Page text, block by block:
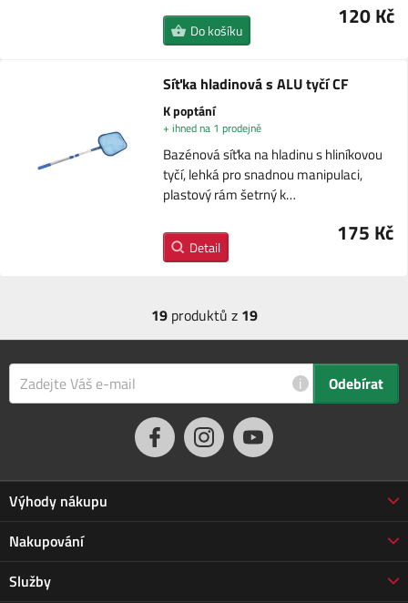
120 Kč
Do košíku
Síťka hladinová s ALU tyčí CF
K poptání
+ ihned na 1 prodejně
Bazénová síťka na hladinu s hliníkovou
tyčí, lehká pro snadnou manipulaci,
plastový rám šetrný k…
175 Kč
Detail
19produktů z 19
i Odebírat
Výhody nákupu
Proč nakupovat u nás
3letá záruka Jarabák
Vrácení zboží do 30 dnů
Nakupování
Obchodní podmínky
Služby